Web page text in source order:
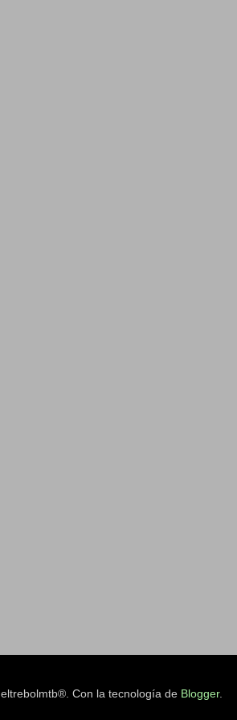
eltrebolmtb®. Con la tecnología de Blogger.